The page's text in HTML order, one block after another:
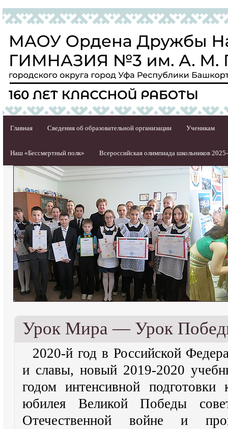
Главная Сведения об образовательной организации Ученикам
Наш «Бессмертный полк» Всероссийская олимпиада школьников
Урок Мира — Урок
2020-й год в Российской
и славы, новый 2019-2020
годом интенсивной подготовки
юбилея Великой Победы
Отечественной войне и